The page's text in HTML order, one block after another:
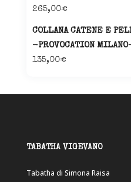
265,00€
COLLANA CATENE E
-PROVOCATION
135,00€
TABATHA VIGEVANO
Tabatha di Simona Raisa